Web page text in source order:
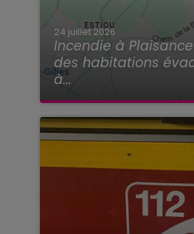
24 juillet 2026
Incendie à
des habitations
à...